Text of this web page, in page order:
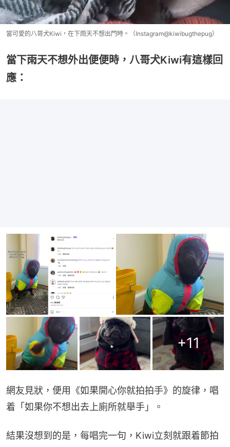
當可愛的八哥犬Kiwi，在下雨天不想出門時。（Instagram@kiwibugthepug）
當下雨天不想外出便便時，八哥犬Kiwi有這樣回
應：
+11
網友見狀，便用《如果開心你就拍拍手》的旋律，唱
着「如果你不想出去上廁所就舉手」。
結果沒想到的是，每唱完一句，Kiwi立刻就跟着節拍